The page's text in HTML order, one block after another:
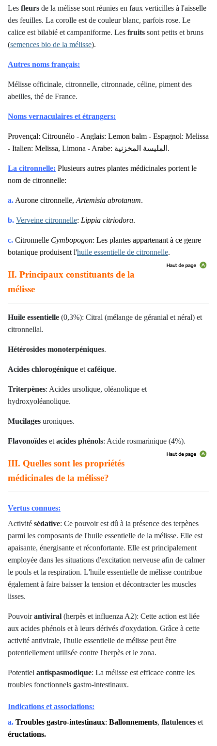
Les fleurs de la mélisse sont réunies en faux verticilles à l'aisselle
des feuilles. La corolle est de couleur blanc, parfois rose. Le
calice est bilabié et campaniforme. Les fruits sont petits et bruns
(semences bio de la mélisse).
Autres noms français:
Mélisse officinale, citronnelle, citronnade, céline, piment des
abeilles, thé de France.
Noms vernaculaires et étrangers:
Provençal: Citrounélo - Anglais: Lemon balm - Espagnol: Melissa
- Italien: Melissa, Limona - Arabe: المليسة المخزنية.
La citronnelle: Plusieurs autres plantes médicinales portent le
nom de citronnelle:
a.Aurone citronnelle,Artemisia abrotanum.
b. Verveine citronnelle: Lippia citriodora.
c. Citronnelle Cymbopogon: Les plantes appartenant à ce genre
botanique produisent l'huile essentielle de citronnelle.
II. Principaux constituants de la
mélisse
Huile essentielle (0,3%): Citral (mélange de géranial et néral) et
citronnellal.
Hétérosides monoterpéniques.
Acides chlorogénique etcaféique.
Triterpènes: Acides ursolique, oléanolique et
hydroxyoléanolique.
Mucilages uroniques.
Flavonoïdes etacides phénols: Acide rosmarinique (4%).
III. Quelles sont les propriétés
médicinales de la mélisse?
Vertus connues:
Activité sédative: Ce pouvoir est dû à la présence des terpènes
parmi les composants de l'huile essentielle de la mélisse. Elle est
apaisante, énergisante et réconfortante. Elle est principalement
employée dans les situations d'excitation nerveuse afin de calmer
le pouls et la respiration. L'huile essentielle de mélisse contribue
également à faire baisser la tension et décontracter les muscles
lisses.
Pouvoirantiviral (herpès et influenza A2): Cette action est liée
aux acides phénols et à leurs dérivés d'oxydation. Grâce à cette
activité antivirale, l'huile essentielle de mélisse peut être
potentiellement utilisée contre l'herpès et le zona.
Potentiel antispasmodique: La mélisse est efficace contre les
troubles fonctionnels gastro-intestinaux.
Indications et associations:
a. Troubles gastro-intestinaux: Ballonnements, flatulences et
éructations.